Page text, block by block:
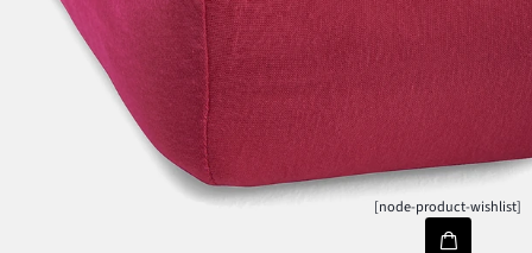
[node-product-wishlist]